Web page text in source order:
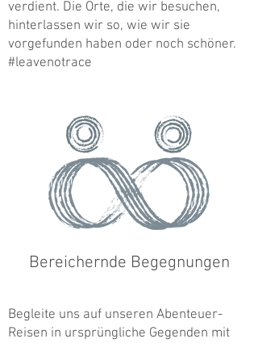
verdient. Die Orte, die wir besuchen,
hinterlassen wir so, wie wir sie
vorgefunden haben oder noch schöner.
#leavenotrace
Bereichernde Begegnungen
Begleite uns auf unseren Abenteuer-
Reisen in ursprüngliche Gegenden mit